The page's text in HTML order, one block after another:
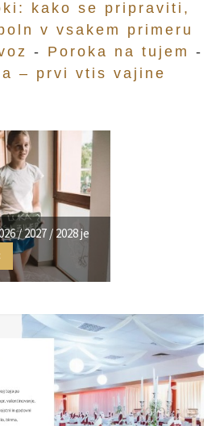
kako se pripraviti,
v vsakem primeru
- Poroka na tujem -
– prvi vtis vajine
/ 2027 / 2028 je